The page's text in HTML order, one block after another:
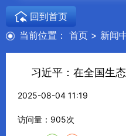
当前位置： 首页 > 新闻
回到首页
习近平：在全国生
2025-08-04 11:19
访问量： 905次